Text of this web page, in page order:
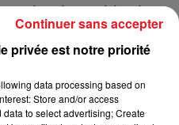
dans la conduite des
en matière de
Pour les
décision représente une
des responsabilités
et intérêts qui
privée est notre priorité
data processing based on
Store and/or access
to select advertising; Create
Continuer sans accepter